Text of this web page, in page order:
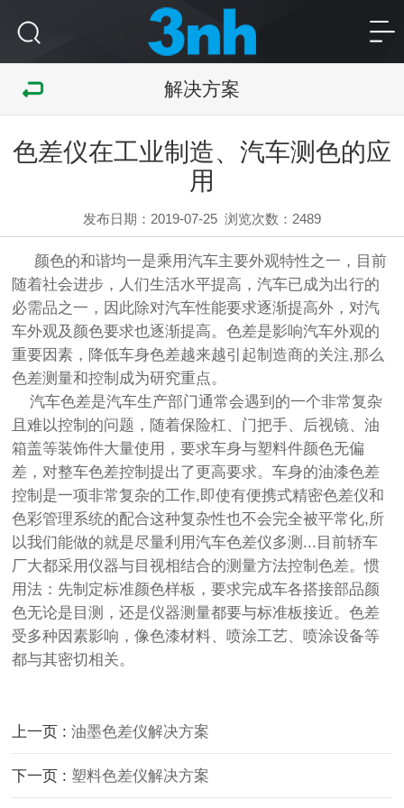
解决方案
色差仪在工业制造、汽车测色的应
用
发布日期：2019-07-25 浏览次数： 2489
颜色的和谐均一是乘用汽车主要外观特性之一，目前
随着社会进步，人们生活水平提高，汽车已成为出行的
必需品之一，因此除对汽车性能要求逐渐提高外，对汽
车外观及颜色要求也逐渐提高。色差是影响汽车外观的
重要因素，降低车身色差越来越引起制造商的关注,那么
色差测量和控制成为研究重点。
汽车色差是汽车生产部门通常会遇到的一个非常复杂
且难以控制的问题，随着保险杠、门把手、后视镜、油
箱盖等装饰件大量使用，要求车身与塑料件颜色无偏
差，对整车色差控制提出了更高要求。车身的油漆色差
控制是一项非常复杂的工作,即使有便携式精密色差仪和
色彩管理系统的配合这种复杂性也不会完全被平常化,所
以我们能做的就是尽量利用汽车色差仪多测...目前轿车
厂大都采用仪器与目视相结合的测量方法控制色差。惯
用法：先制定标准颜色样板，要求完成车各搭接部品颜
色无论是目测，还是仪器测量都要与标准板接近。色差
受多种因素影响，像色漆材料、喷涂工艺、喷涂设备等
都与其密切相关。
上一页 :油墨色差仪解决方案
下一页 : 塑料色差仪解决方案